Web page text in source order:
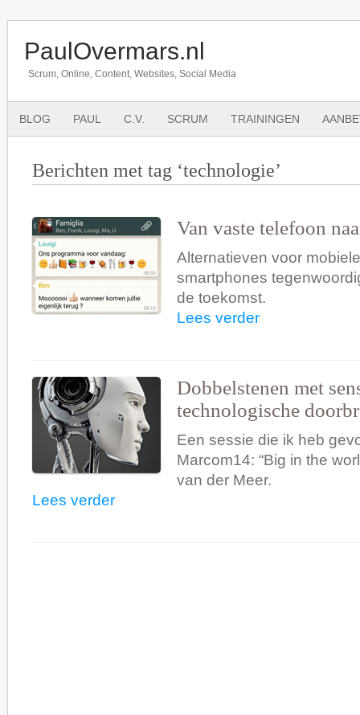
PaulOvermars.nl
Scrum, Online, Content, Websites, Social Media
BLOG PAUL C.V. SCRUM TRAININGEN
Berichten met tag ‘technologie’
Van vaste telefoon
Alternatieven voor
smartphones
de toekomst.
Lees verder
Dobbelstenen met
technologische
Een sessie die ik heb
Marcom14: “Big in the
van der Meer.
Lees verder